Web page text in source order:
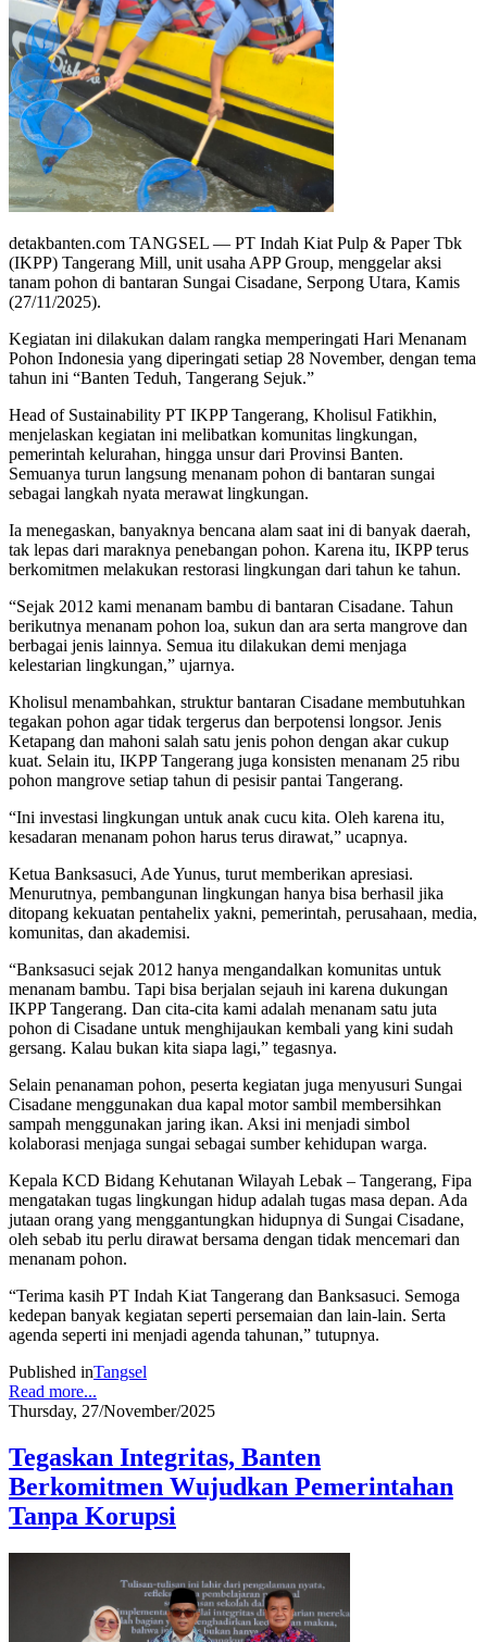
detakbanten.com TANGSEL — PT Indah Kiat Pulp & Paper Tbk
(IKPP) Tangerang Mill, unit usaha APP Group, menggelar aksi
tanam pohon di bantaran Sungai Cisadane, Serpong Utara, Kamis
(27/11/2025).
Kegiatan ini dilakukan dalam rangka memperingati Hari Menanam
Pohon Indonesia yang diperingati setiap 28 November, dengan tema
tahun ini “Banten Teduh, Tangerang Sejuk.”
Head of Sustainability PT IKPP Tangerang, Kholisul Fatikhin,
menjelaskan kegiatan ini melibatkan komunitas lingkungan,
pemerintah kelurahan, hingga unsur dari Provinsi Banten.
Semuanya turun langsung menanam pohon di bantaran sungai
sebagai langkah nyata merawat lingkungan.
Ia menegaskan, banyaknya bencana alam saat ini di banyak daerah,
tak lepas dari maraknya penebangan pohon. Karena itu, IKPP terus
berkomitmen melakukan restorasi lingkungan dari tahun ke tahun.
“Sejak 2012 kami menanam bambu di bantaran Cisadane. Tahun
berikutnya menanam pohon loa, sukun dan ara serta mangrove dan
berbagai jenis lainnya. Semua itu dilakukan demi menjaga
kelestarian lingkungan,” ujarnya.
Kholisul menambahkan, struktur bantaran Cisadane membutuhkan
tegakan pohon agar tidak tergerus dan berpotensi longsor. Jenis
Ketapang dan mahoni salah satu jenis pohon dengan akar cukup
kuat. Selain itu, IKPP Tangerang juga konsisten menanam 25 ribu
pohon mangrove setiap tahun di pesisir pantai Tangerang.
“Ini investasi lingkungan untuk anak cucu kita. Oleh karena itu,
kesadaran menanam pohon harus terus dirawat,” ucapnya.
Ketua Banksasuci, Ade Yunus, turut memberikan apresiasi.
Menurutnya, pembangunan lingkungan hanya bisa berhasil jika
ditopang kekuatan pentahelix yakni, pemerintah, perusahaan, media,
komunitas, dan akademisi.
“Banksasuci sejak 2012 hanya mengandalkan komunitas untuk
menanam bambu. Tapi bisa berjalan sejauh ini karena dukungan
IKPP Tangerang. Dan cita-cita kami adalah menanam satu juta
pohon di Cisadane untuk menghijaukan kembali yang kini sudah
gersang. Kalau bukan kita siapa lagi,” tegasnya.
Selain penanaman pohon, peserta kegiatan juga menyusuri Sungai
Cisadane menggunakan dua kapal motor sambil membersihkan
sampah menggunakan jaring ikan. Aksi ini menjadi simbol
kolaborasi menjaga sungai sebagai sumber kehidupan warga.
Kepala KCD Bidang Kehutanan Wilayah Lebak – Tangerang, Fipa
mengatakan tugas lingkungan hidup adalah tugas masa depan. Ada
jutaan orang yang menggantungkan hidupnya di Sungai Cisadane,
oleh sebab itu perlu dirawat bersama dengan tidak mencemari dan
menanam pohon.
“Terima kasih PT Indah Kiat Tangerang dan Banksasuci. Semoga
kedepan banyak kegiatan seperti persemaian dan lain-lain. Serta
agenda seperti ini menjadi agenda tahunan,” tutupnya.
Published inTangsel
Read more...
Thursday, 27/November/2025
Tegaskan Integritas, Banten
Berkomitmen Wujudkan Pemerintahan
Tanpa Korupsi